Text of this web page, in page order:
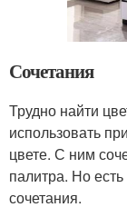
Сочетания
Трудно найти
использовать
цвете. С ним
палитра. Но
сочетания.